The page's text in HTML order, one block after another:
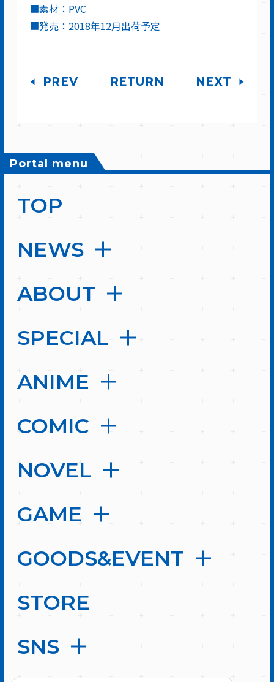
■素材：PVC
■発売：2018年12月出荷予定
PREV RETURN NEXT
Portal menu
TOP
NEWS
ABOUT
SPECIAL
ANIME
COMIC
NOVEL
GAME
GOODS&EVENT
STORE
SNS